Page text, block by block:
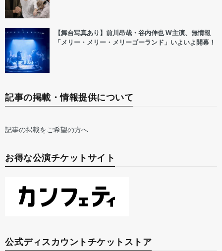
【舞台写真あり】前川昂哉・谷内伸也 W主演、無情報
「メリー・メリー・メリーゴーランド」いよいよ開幕！
記事の掲載・情報提供について
記事の掲載をご希望の方へ
お得な公演チケットサイト
公式ディスカウントチケットストア